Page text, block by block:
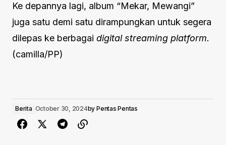
Ke depannya lagi, album “Mekar, Mewangi”
juga satu demi satu dirampungkan untuk segera
dilepas ke berbagai digital streaming platform.
(camilla/PP)
Berita October 30, 2024by Pentas Pentas